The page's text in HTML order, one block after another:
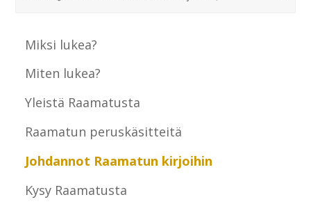
Miksi lukea?
Miten lukea?
Yleistä Raamatusta
Raamatun peruskäsitteitä
Johdannot Raamatun kirjoihin
Kysy Raamatusta